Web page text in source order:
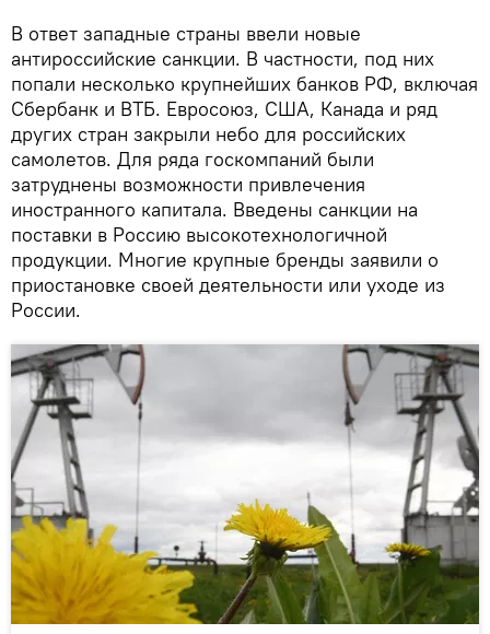
В ответ западные страны ввели новые
антироссийские санкции. В частности, под них
попали несколько крупнейших банков РФ, включая
Сбербанк и ВТБ. Евросоюз, США, Канада и ряд
других стран закрыли небо для российских
самолетов. Для ряда госкомпаний были
затруднены возможности привлечения
иностранного капитала. Введены санкции на
поставки в Россию высокотехнологичной
продукции. Многие крупные бренды заявили о
приостановке своей деятельности или уходе из
России.